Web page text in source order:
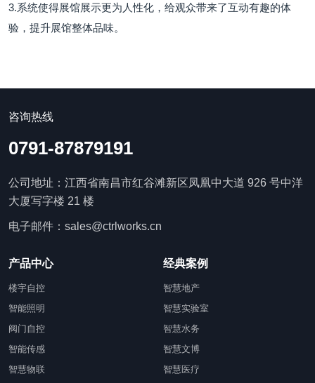
3.系统使得展馆展示更为人性化，给观众带来了互动有趣的体
验，提升展馆整体品味。
咨询热线
0791-87879191
公司地址：江西省南昌市红谷滩新区凤凰中大道 926 号中洋
大厦写字楼 21 楼
电子邮件：sales@ctrlworks.cn
产品中心
楼宇自控
智能照明
阀门自控
智能传感
智慧物联
经典案例
智慧地产
智慧实验室
智慧水务
智慧文博
智慧医疗